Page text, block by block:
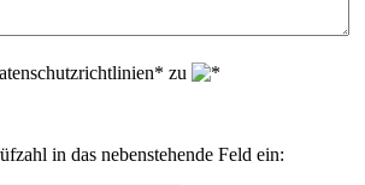
zu
in das nebenstehende Feld ein: